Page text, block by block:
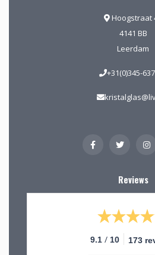
Hoogstraat
4141 BB
Leerdam
+31(0)345-
Reviews
9.1 / 10 173